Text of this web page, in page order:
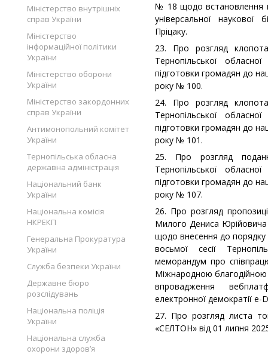
Міністерство внутрішніх
справ України
Міністерство
інформаційної політики
України
Міністерство оборони
України
Міністерство закордонних
справ України
Антимонопольний комітет
України
Тернопільська обласна
державна адміністрація
Національний банк
України
Національна комісія
НКРЕКП
Генеральна Прокуратура
України
Служба безпеки України
Державне бюро
розслідувань
Національна поліція
України
Національна служба
охорони здоров’я
№ 18 щодо встановлення
універсальної наукової
Пріцаку.
23. Про розгляд
Тернопільської
підготовки громадян до
року № 100.
24. Про розгляд
Тернопільської
підготовки громадян до
року № 101.
25. Про розгляд
Тернопільської
підготовки громадян до
року № 107.
26. Про розгляд
Милого Дениса
щодо внесення до порядку
восьмої сесії
меморандум про
Міжнародною
впровадження
електронної демократії
27. Про розгляд листа
«СЕЛТОН» від 01 липня